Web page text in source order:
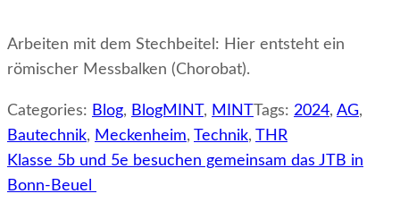
Arbeiten mit dem Stechbeitel: Hier entsteht ein
römischer Messbalken (Chorobat).
Categories: Blog, BlogMINT , MINT Tags: 2024, AG,
Bautechnik, Meckenheim, Technik, THR
Beitragsnavigation
Klasse 5b und 5e besuchen gemeinsam das JTB in
Bonn-Beuel